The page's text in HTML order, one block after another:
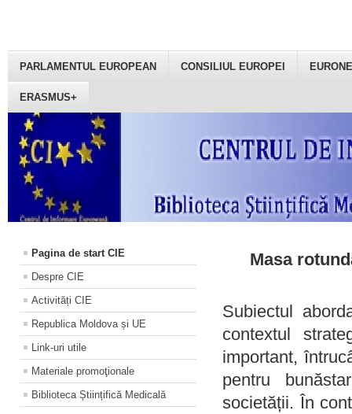
PARLAMENTUL EUROPEAN CONSILIUL EUROPEI
ERASMUS+
Pagina de start CIE
Despre CIE
Activități CIE
Republica Moldova și UE
Link-uri utile
Materiale promoţionale
Biblioteca Științifică Medicală
Masa
Subiectul
contextul
important,
pentru
societății. În